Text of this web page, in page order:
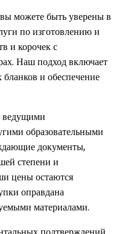
можете быть уверены в
по изготовлению и
и корочек с
Наш подход включает
и обеспечение
ведущими
образовательными
документы,
степени и
цены остаются
оправдана
материалами.